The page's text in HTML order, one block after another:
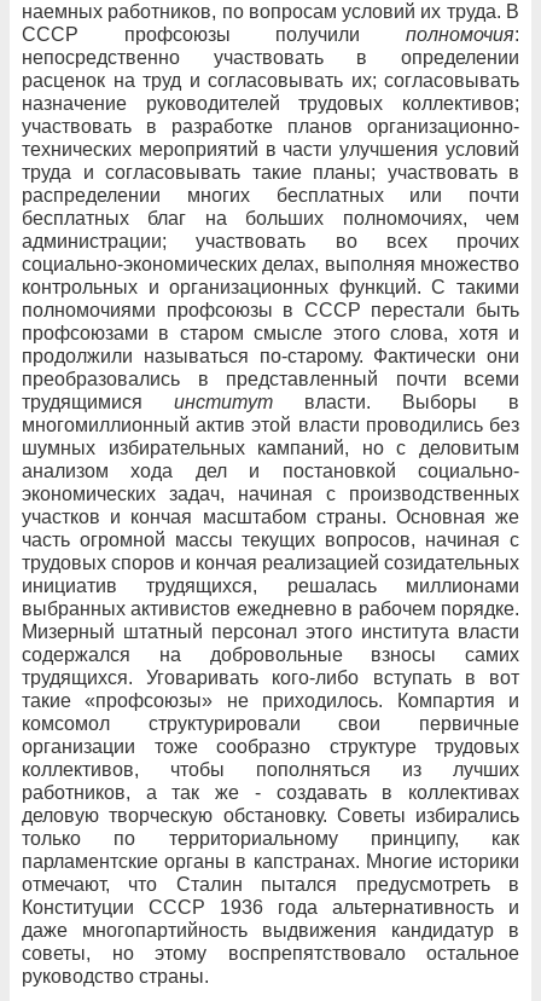
наемных работников, по вопросам условий их труда. В
СССР профсоюзы получили полномочия:
непосредственно участвовать в определении
расценок на труд и согласовывать их; согласовывать
назначение руководителей трудовых коллективов;
участвовать в разработке планов организационно-
технических мероприятий в части улучшения условий
труда и согласовывать такие планы; участвовать в
распределении многих бесплатных или почти
бесплатных благ на больших полномочиях, чем
администрации; участвовать во всех прочих
социально-экономических делах, выполняя множество
контрольных и организационных функций. С такими
полномочиями профсоюзы в СССР перестали быть
профсоюзами в старом смысле этого слова, хотя и
продолжили называться по-старому. Фактически они
преобразовались в представленный почти всеми
трудящимися институт власти. Выборы в
многомиллионный актив этой власти проводились без
шумных избирательных кампаний, но с деловитым
анализом хода дел и постановкой социально-
экономических задач, начиная с производственных
участков и кончая масштабом страны. Основная же
часть огромной массы текущих вопросов, начиная с
трудовых споров и кончая реализацией созидательных
инициатив трудящихся, решалась миллионами
выбранных активистов ежедневно в рабочем порядке.
Мизерный штатный персонал этого института власти
содержался на добровольные взносы самих
трудящихся. Уговаривать кого-либо вступать в вот
такие «профсоюзы» не приходилось. Компартия и
комсомол структурировали свои первичные
организации тоже сообразно структуре трудовых
коллективов, чтобы пополняться из лучших
работников, а так же - создавать в коллективах
деловую творческую обстановку. Советы избирались
только по территориальному принципу, как
парламентские органы в капстранах. Многие историки
отмечают, что Сталин пытался предусмотреть в
Конституции СССР 1936 года альтернативность и
даже многопартийность выдвижения кандидатур в
советы, но этому воспрепятствовало остальное
руководство страны.